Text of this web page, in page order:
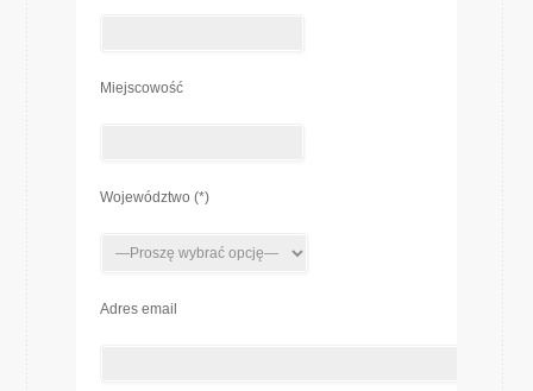
Miejscowość
Województwo (*)
Adres email